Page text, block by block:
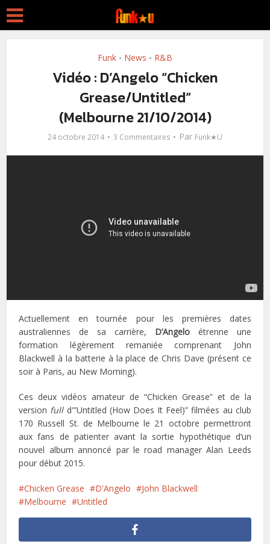
Funk • News • R&B
Vidéo : D’Angelo “Chicken
Grease/Untitled”
(Melbourne 21/10/2014)
24 octobre 2014 3 Commentaires Par Funk★U
Actuellement en tournée pour les premières dates
australiennes de sa carrière, D’Angeloétrenne une
formation légèrement remaniée comprenant John
Blackwell à la batterie à la place de Chris Dave (présent ce
soir à Paris, au New Morning).
Ces deux vidéos amateur de “Chicken Grease” et de la
version fulld'”Untitled (How Does It Feel)” filmées au club
170 Russell St. de Melbourne le 21 octobre permettront
aux fans de patienter avant la sortie hypothétique d’un
nouvel album annoncé par le road manager Alan Leeds
pour début 2015.
Chicken Grease D'Angelo
John Blackwell
Melbourne
Untitled